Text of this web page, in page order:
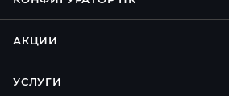
АКЦИИ
УСЛУГИ